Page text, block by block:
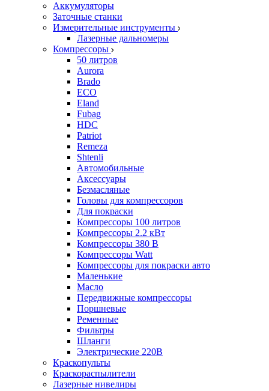
Аккумуляторы
Заточные станки
Измерительные инструменты
Лазерные дальномеры
Компрессоры
50 литров
Aurora
Brado
ECO
Eland
Fubag
HDC
Patriot
Remeza
Shtenli
Автомобильные
Аксессуары
Безмасляные
Головы для компрессоров
Для покраски
Компрессоры 100 литров
Компрессоры 2.2 кВт
Компрессоры 380 В
Компрессоры Watt
Компрессоры для покраски авто
Маленькие
Масло
Передвижные компрессоры
Поршневые
Ременные
Фильтры
Шланги
Электрические 220В
Краскопульты
Краскораспылители
Лазерные нивелиры